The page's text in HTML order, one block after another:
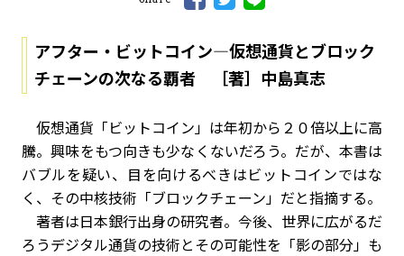
アフター・ビットコイン―仮想通貨とブロック
チェーンの次なる覇者 ［著］中島真志
仮想通貨「ビットコイン」は年初から２０倍以上に高
騰。興味をもつ向きも少なくないだろう。だが、本書は
バブルを疑い、目を向けるべきはビットコインではな
く、その中核技術「ブロックチェーン」だと指摘する。
著者は日本銀行出身の研究者。今後、世界に広がるだ
ろうデジタル通貨の技術とその可能性を「影の部分」も